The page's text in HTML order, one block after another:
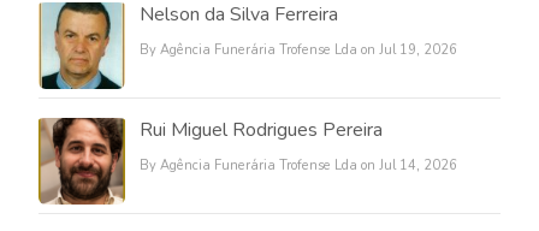
Nelson da Silva Ferreira
By Agência Funerária Trofense Lda on Jul 19, 2026
Rui Miguel Rodrigues Pereira
By Agência Funerária Trofense Lda on Jul 14, 2026